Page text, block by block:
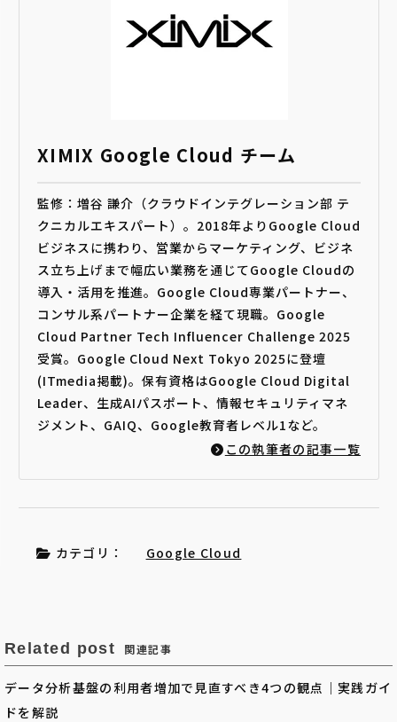
XIMIX Google Cloud チーム
監修：増谷 謙介（クラウドインテグレーション部 テ
クニカルエキスパート）。2018年よりGoogle Cloud
ビジネスに携わり、営業からマーケティング、ビジネ
ス立ち上げまで幅広い業務を通じてGoogle Cloudの
導入・活用を推進。Google Cloud専業パートナー、
コンサル系パートナー企業を経て現職。Google
Cloud Partner Tech Influencer Challenge 2025
受賞。Google Cloud Next Tokyo 2025に登壇
(ITmedia掲載)。保有資格はGoogle Cloud Digital
Leader、生成AIパスポート、情報セキュリティマネ
ジメント、GAIQ、Google教育者レベル1など。
この執筆者の記事一覧
カテゴリ： Google Cloud
Related post 関連記事
データ分析基盤の利用者増加で見直すべき4つの観点｜実践ガイ
ドを解説